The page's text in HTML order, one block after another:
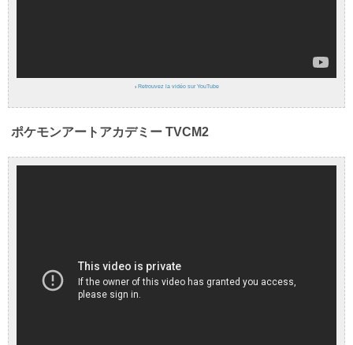
› Retrouvez la vidéo sur YouTube
ポケモンアートアカデミー TVCM2